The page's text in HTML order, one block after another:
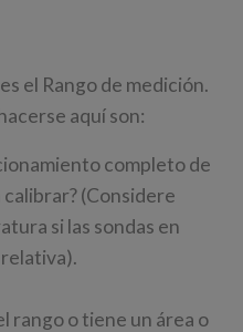
el Rango de medición.
aquí son:
completo de
(Considere
si las sondas en
rango o tiene un área o